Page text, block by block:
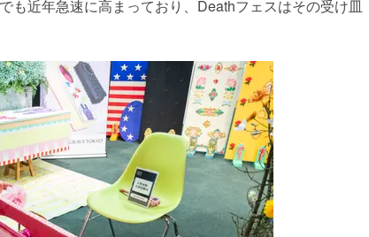
も近年急速に高まっており、Deathフェスはその受け皿